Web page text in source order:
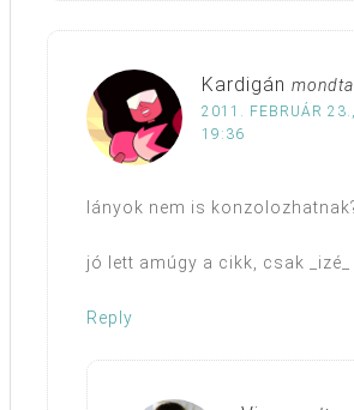
Kardigán mondta
2011. FEBRUÁR
19:36
lányok nem is
jó lett amúgy a cikk, csak
Reply